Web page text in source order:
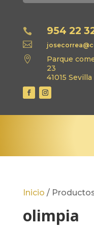
 954 22


Parque
23
41015 Sevilla
Inicio /
olimpia